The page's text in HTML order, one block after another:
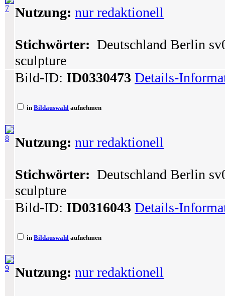
7 Nutzung: nur redaktionell
Stichwörter: Deutschland Berlin
sculpture
8
Bild-ID: ID0330473 Details-
in Bildauswahl aufnehmen
Nutzung: nur redaktionell
Stichwörter: Deutschland Berlin
sculpture
9
Bild-ID: ID0316043 Details-
in Bildauswahl aufnehmen
Nutzung: nur redaktionell